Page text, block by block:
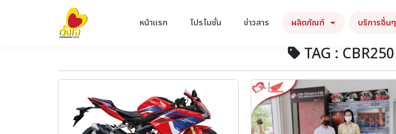
หน้าแรก โปรโมชั่น ข่าวสาร ผลิตภัณฑ์ บริการอื่นๆ
TAG : CBR250